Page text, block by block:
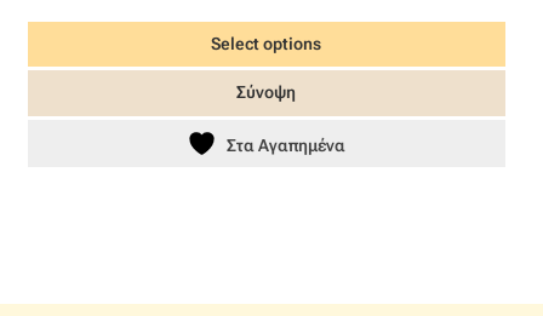
was:
24,00 €.
τιμή
είναι:
19,20 €.
Select options
το
Σύνοψη
Στα Αγαπημένα